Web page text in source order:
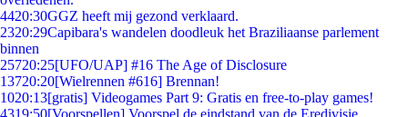
4420:30GGZ heeft mij gezond verklaard.
2320:29Capibara's wandelen doodleuk het Braziliaanse parlement
binnen
25720:25[UFO/UAP] #16 The Age of Disclosure
13720:20[Wielrennen #616] Brennan!
1020:13[gratis] Videogames Part 9: Gratis en free-to-play games!
4319:50[Voorspellen] Voorspel de eindstand van de Eredivisie